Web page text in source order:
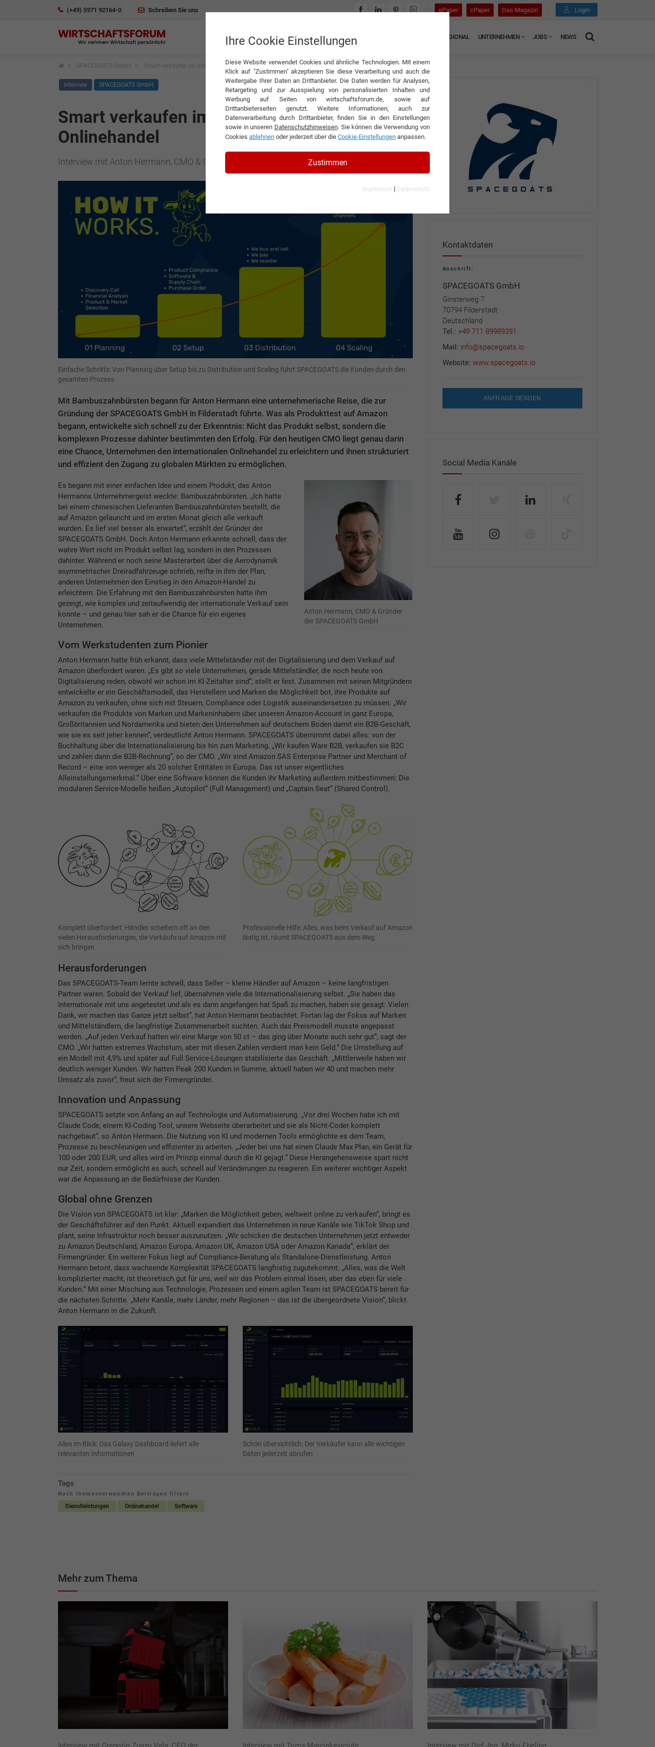
(+49) 5971 92164-0 Schreiben Sie uns ePaper cPaper Das Magazin Login
INTERVIEWS REGIONAL UNTERNEHMEN JOBS NEWS
SPACEGOATS GmbH Smart verkaufen im internationalen Onlinehandel
Interview SPACEGOATS GmbH ▶ 0:00 5:52
Smart verkaufen im internationalen
Onlinehandel
Interview mit Anton Hermann, CMO & Gründer der SPACEGOATS GmbH
Einfache Schritte: Von Planning über Setup bis zu Distribution und Scaling führt SPACEGOATS die Kunden durch den
gesamten Prozess
Mit Bambuszahnbürsten begann für Anton Hermann eine unternehmerische Reise, die zur
Gründung der SPACEGOATS GmbH in Filderstadt führte. Was als Produkttest auf Amazon
begann, entwickelte sich schnell zu der Erkenntnis: Nicht das Produkt selbst, sondern die
komplexen Prozesse dahinter bestimmten den Erfolg. Für den heutigen CMO liegt genau darin
eine Chance, Unternehmen den internationalen Onlinehandel zu erleichtern und ihnen strukturiert
und effizient den Zugang zu globalen Märkten zu ermöglichen.
Es begann mit einer einfachen Idee und einem Produkt, das Anton
Hermanns Unternehmergeist weckte: Bambuszahnbürsten. „Ich hatte
bei einem chinesischen Lieferanten Bambuszahnbürsten bestellt, die
auf Amazon gelauncht und im ersten Monat gleich alle verkauft
wurden. Es lief viel besser als erwartet“, erzählt der Gründer der
SPACEGOATS GmbH. Doch Anton Hermann erkannte schnell, dass der
wahre Wert nicht im Produkt selbst lag, sondern in den Prozessen
dahinter. Während er noch seine Masterarbeit über die Aerodynamik
asymmetrischer Dreiradfahrzeuge schrieb, reifte in ihm der Plan,
anderen Unternehmen den Einstieg in den Amazon-Handel zu
erleichtern. Die Erfahrung mit den Bambuszahnbürsten hatte ihm
gezeigt, wie komplex und zeitaufwendig der internationale Verkauf sein
konnte – und genau hier sah er die Chance für ein eigenes
Unternehmen.
Anton Hermann, CMO & Gründer
der SPACEGOATS GmbH
Vom Werkstudenten zum Pionier
Anton Hermann hatte früh erkannt, dass viele Mittelständler mit der Digitalisierung und dem Verkauf auf
Amazon überfordert waren. „Es gibt so viele Unternehmen, gerade Mittelständler, die noch heute von
Digitalisierung reden, obwohl wir schon im KI-Zeitalter sind“, stellt er fest. Zusammen mit seinen Mitgründern
entwickelte er ein Geschäftsmodell, das Herstellern und Marken die Möglichkeit bot, ihre Produkte auf
Amazon zu verkaufen, ohne sich mit Steuern, Compliance oder Logistik auseinandersetzen zu müssen. „Wir
verkaufen die Produkte von Marken und Markeninhabern über unseren Amazon-Account in ganz Europa,
Großbritannien und Nordamerika und bieten den Unternehmen auf deutschem Boden damit ein B2B-Geschäft,
wie sie es seit jeher kennen“, verdeutlicht Anton Hermann. SPACEGOATS übernimmt dabei alles: von der
Buchhaltung über die Internationalisierung bis hin zum Marketing. „Wir kaufen Ware B2B, verkaufen sie B2C
und zahlen dann die B2B-Rechnung“, so der CMO. „Wir sind Amazon SAS Enterprise Partner und Merchant of
Record – eine von weniger als 20 solcher Entitäten in Europa. Das ist unser eigentliches
Alleinstellungsmerkmal.“ Über eine Software können die Kunden ihr Marketing außerdem mitbestimmen: Die
modularen Service-Modelle heißen „Autopilot“ (Full Management) und „Captain Seat“ (Shared Control).
Komplett überfordert: Händler scheitern oft an den
vielen Herausforderungen, die Verkäufe auf Amazon mit
sich bringen
Professionelle Hilfe: Alles, was beim Verkauf auf Amazon
lästig ist, räumt SPACEGOATS aus dem Weg
Herausforderungen
Das SPACEGOATS-Team lernte schnell, dass Seller – kleine Händler auf Amazon – keine langfristigen
Partner waren. Sobald der Verkauf lief, übernahmen viele die Internationalisierung selbst. „Sie haben das
Internationale mit uns angetestet und als es dann angefangen hat Spaß zu machen, haben sie gesagt: Vielen
Dank, wir machen das Ganze jetzt selbst“, hat Anton Hermann beobachtet. Fortan lag der Fokus auf Marken
und Mittelständlern, die langfristige Zusammenarbeit suchten. Auch das Preismodell musste angepasst
werden. „Auf jeden Verkauf hatten wir eine Marge von 50 ct – das ging über Monate auch sehr gut“, sagt der
CMO. „Wir hatten extremes Wachstum, aber mit diesen Zahlen verdient man kein Geld.“ Die Umstellung auf
ein Modell mit 4,9% und später auf Full Service-Lösungen stabilisierte das Geschäft. „Mittlerweile haben wir
deutlich weniger Kunden. Wir hatten Peak 200 Kunden in Summe, aktuell haben wir 40 und machen mehr
Umsatz als zuvor“, freut sich der Firmengründer.
Innovation und Anpassung
SPACEGOATS setzte von Anfang an auf Technologie und Automatisierung. „Vor drei Wochen habe ich mit
Claude Code, einem KI-Coding Tool, unsere Webseite überarbeitet und sie als Nicht-Coder komplett
nachgebaut“, so Anton Hermann. Die Nutzung von KI und modernen Tools ermöglichte es dem Team,
Prozesse zu beschleunigen und effizienter zu arbeiten. „Jeder bei uns hat einen Claude Max Plan, ein Gerät für
100 oder 200 EUR, und alles wird im Prinzip einmal durch die KI gejagt.“ Diese Herangehensweise spart nicht
nur Zeit, sondern ermöglicht es auch, schnell auf Veränderungen zu reagieren. Ein weiterer wichtiger Aspekt
war die Anpassung an die Bedürfnisse der Kunden.
Global ohne Grenzen
Die Vision von SPACEGOATS ist klar: „Marken die Möglichkeit geben, weltweit online zu verkaufen“, bringt es
der Geschäftsführer auf den Punkt. Aktuell expandiert das Unternehmen in neue Kanäle wie TikTok Shop und
plant, seine In­frastruktur noch besser auszunutzen. „Wir schicken die deutschen Unternehmen jetzt entweder
zu Amazon Deutschland, Amazon Europa, Amazon UK, Amazon USA oder Amazon Kanada“, erklärt der
Firmengründer. Ein weiterer Fokus liegt auf Compliance-Beratung als Standalone-Dienstleistung. Anton
Hermann betont, dass wachsende Komplexität SPACEGOATS langfristig zugutekommt: „Alles, was die Welt
komplizierter macht, ist theoretisch gut für uns, weil wir das Problem einmal lösen, aber das eben für viele
Kunden.“ Mit einer Mischung aus Technologie, Prozessen und einem agilen Team ist SPACEGOATS bereit für
die nächsten Schritte. „Mehr Kanäle, mehr Länder, mehr Regionen – das ist die übergeordnete Vision“, blickt
Anton Hermann in die Zukunft.
Alles im Blick: Das Galaxy Dashboard liefert alle
relevanten Informationen
Schön übersichtlich: Der Verkäufer kann alle wichtigen
Daten jederzeit abrufen
Tags
Nach themenverwandten Beiträgen filtern
Dienstleistungen Onlinehandel Software
Kontaktdaten
Anschrift:
SPACEGOATS GmbH
Ginsterweg 7
70794 Filderstadt
Deutschland
Tel.: +49 711 89989391
Mail: info@spacegoats.io
Website: www.spacegoats.io
ANFRAGE SENDEN
Social Media Kanäle
Mehr zum Thema
Ihre Cookie Einstellungen
Diese Website verwendet Cookies und ähnliche Technologien. Mit einem
Klick auf "Zustimmen" akzeptieren Sie diese Verarbeitung und auch die
Weitergabe Ihrer Daten an Drittanbieter. Die Daten werden für Analysen,
Retargeting und zur Ausspielung von personalisierten Inhalten und
Werbung auf Seiten von wirtschaftsforum.de, sowie auf
Drittanbieterseiten genutzt. Weitere Informationen, auch zur
Datenverarbeitung durch Drittanbieter, finden Sie in den Einstellungen
sowie in unseren Datenschutzhinweisen. Sie können die Verwendung von
Cookies ablehnen oder jederzeit über die Cookie-Einstellungen anpassen.
Zustimmen
Impressum | Datenschutz